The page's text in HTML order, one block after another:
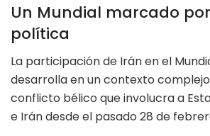
Un Mundial marcado
política
La participación de Irán en el
desarrolla en un contexto
conflicto bélico que involucra a
e Irán desde el pasado 28 de